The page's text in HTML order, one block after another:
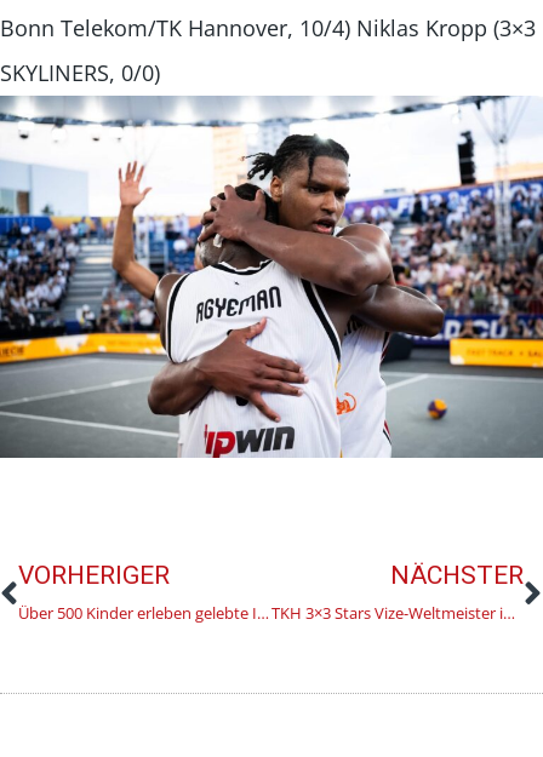
Bonn Telekom/TK Hannover, 10/4) Niklas Kropp (3×3
SKYLINERS, 0/0)
VORHERIGER
Über 500 Kinder erleben gelebte Inklusion bei der Hirte Funtastic Kids Challenge meets FINAL
NÄCHSTER
TKH 3×3 Stars Vize-Weltmeister in Warschau